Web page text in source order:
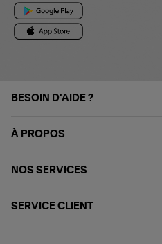
BESOIN D'AIDE ?
À PROPOS
NOS SERVICES
SERVICE CLIENT